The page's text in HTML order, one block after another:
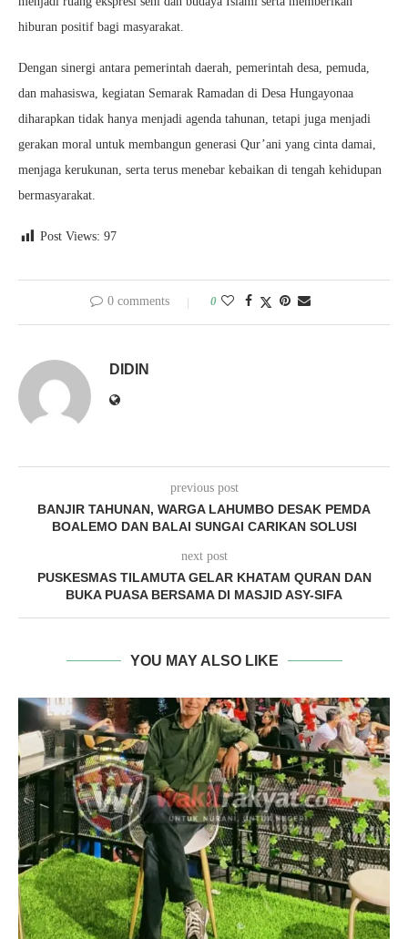
hiburan positif bagi masyarakat.
Dengan sinergi antara pemerintah daerah, pemerintah desa, pemuda,
dan mahasiswa, kegiatan Semarak Ramadan di Desa Hungayonaa
diharapkan tidak hanya menjadi agenda tahunan, tetapi juga menjadi
gerakan moral untuk membangun generasi Qur’ani yang cinta damai,
menjaga kerukunan, serta terus menebar kebaikan di tengah kehidupan
bermasyarakat.
Post Views: 97
0 comments 0
DIDIN
previous post
BANJIR TAHUNAN, WARGA LAHUMBO DESAK PEMDA
BOALEMO DAN BALAI SUNGAI CARIKAN SOLUSI
next post
PUSKESMAS TILAMUTA GELAR KHATAM QURAN DAN
BUKA PUASA BERSAMA DI MASJID ASY-SIFA
YOU MAY ALSO LIKE